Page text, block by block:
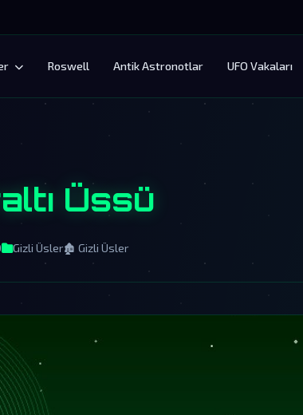
Roswell Antik Astronotlar UFO Vakaları
Üssü
Gizli Üsler🏚️ Gizli Üsler